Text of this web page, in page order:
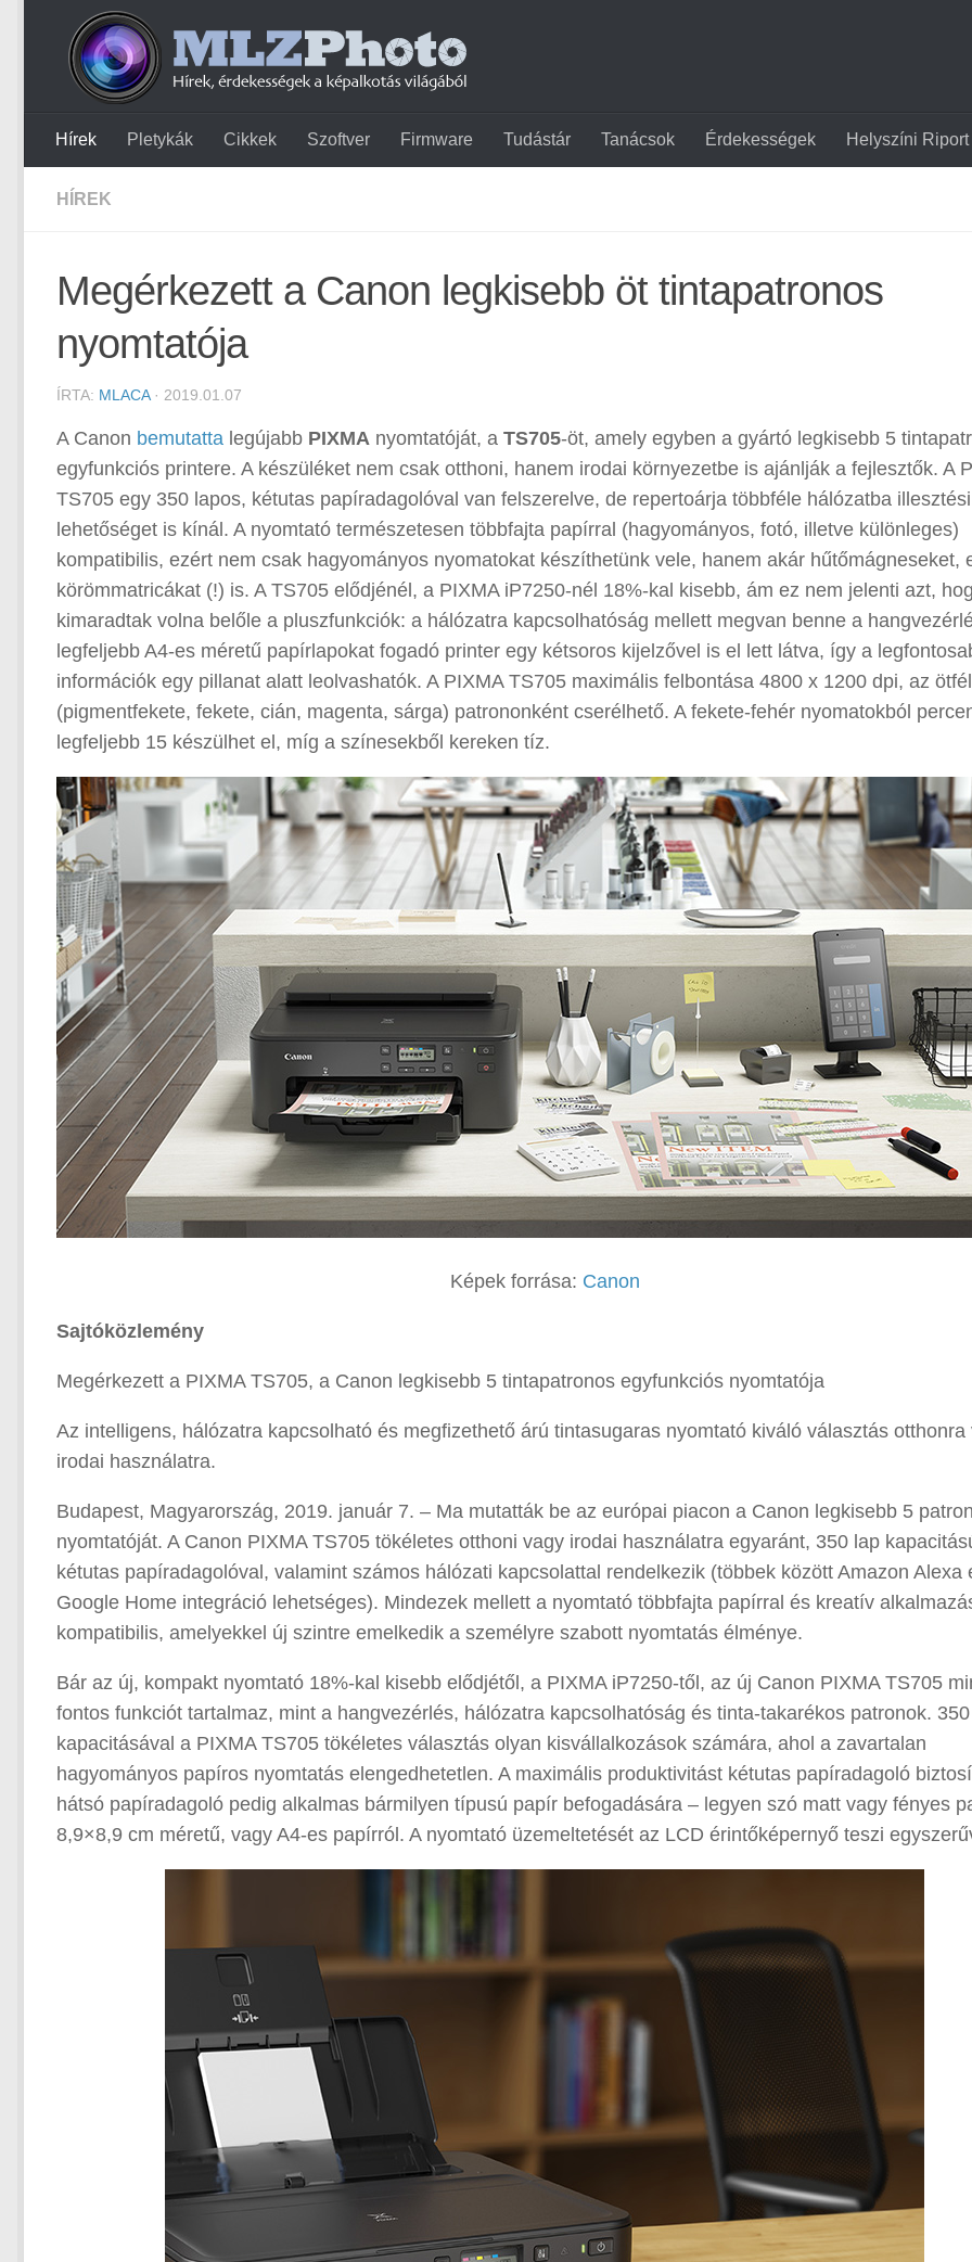
Hírek Pletykák Cikkek Szoftver Firmware Tudástár Tanácsok Érdekességek Helyszíni Riport
HÍREK
Megérkezett a Canon legkisebb öt tintapatronos
nyomtatója
ÍRTA: MLACA· 2019.01.07
A Canon bemutatta legújabb PIXMA nyomtatóját, a TS705-öt, amely egyben a gyártó legkisebb 5
egyfunkciós printere. A készüléket nem csak otthoni, hanem irodai környezetbe is ajánlják a fejlesztők. A
TS705 egy 350 lapos, kétutas papíradagolóval van felszerelve, de repertoárja többféle hálózatba illesztési
lehetőséget is kínál. A nyomtató természetesen többfajta papírral (hagyományos, fotó, illetve különleges)
kompatibilis, ezért nem csak hagyományos nyomatokat készíthetünk vele, hanem akár hűtőmágneseket,
körömmatricákat (!) is. A TS705 elődjénél, a PIXMA iP7250-nél 18%-kal kisebb, ám ez nem jelenti azt,
kimaradtak volna belőle a pluszfunkciók: a hálózatra kapcsolhatóság mellett megvan benne a
legfeljebb A4-es méretű papírlapokat fogadó printer egy kétsoros kijelzővel is el lett látva, így a
információk egy pillanat alatt leolvashatók. A PIXMA TS705 maximális felbontása 4800 x 1200 dpi, az
(pigmentfekete, fekete, cián, magenta, sárga) patrononként cserélhető. A fekete-fehér nyomatokból
legfeljebb 15 készülhet el, míg a színesekből kereken tíz.
Képek forrása: Canon
Sajtóközlemény
Megérkezett a PIXMA TS705, a Canon legkisebb 5 tintapatronos egyfunkciós nyomtatója
Az intelligens, hálózatra kapcsolható és megfizethető árú tintasugaras nyomtató kiváló választás otthonra
irodai használatra.
Budapest, Magyarország, 2019. január 7. – Ma mutatták be az európai piacon a Canon legkisebb 5
nyomtatóját. A Canon PIXMA TS705 tökéletes otthoni vagy irodai használatra egyaránt, 350 lap
kétutas papíradagolóval, valamint számos hálózati kapcsolattal rendelkezik (többek között Amazon Alexa
Google Home integráció lehetséges). Mindezek mellett a nyomtató többfajta papírral és kreatív
kompatibilis, amelyekkel új szintre emelkedik a személyre szabott nyomtatás élménye.
Bár az új, kompakt nyomtató 18%-kal kisebb elődjétől, a PIXMA iP7250-től, az új Canon PIXMA TS705
fontos funkciót tartalmaz, mint a hangvezérlés, hálózatra kapcsolhatóság és tinta-takarékos patronok.
kapacitásával a PIXMA TS705 tökéletes választás olyan kisvállalkozások számára, ahol a zavartalan
hagyományos papíros nyomtatás elengedhetetlen. A maximális produktivitást kétutas papíradagoló
hátsó papíradagoló pedig alkalmas bármilyen típusú papír befogadására – legyen szó matt vagy fényes
8,9×8,9 cm méretű, vagy A4-es papírról. A nyomtató üzemeltetését az LCD érintőképernyő teszi